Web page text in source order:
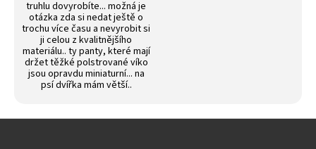
truhlu dovyrobíte... možná je
otázka zda si nedat ještě o
trochu více času a nevyrobit si
ji celou z kvalitnějšího
materiálu.. ty panty, které mají
držet těžké polstrované víko
jsou opravdu miniaturní... na
psí dvířka mám větší..